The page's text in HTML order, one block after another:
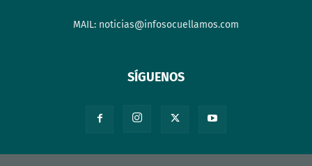
MAIL: noticias@infosocuellamos.com
SÍGUENOS